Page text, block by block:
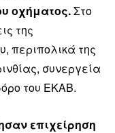
οχήματος.Στο
της
περιπολικά της
συνεργεία
του ΕΚΑΒ.
επιχείρηση